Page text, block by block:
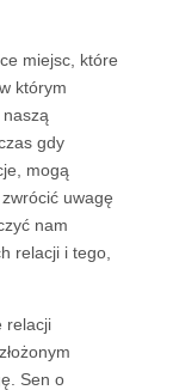
miejsc, które
którym
gdy
mogą
uwagę
nam
relacji i tego,
relacji
Sen o